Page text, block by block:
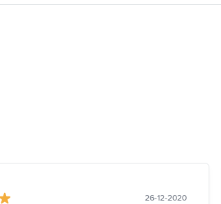
26-12-2020